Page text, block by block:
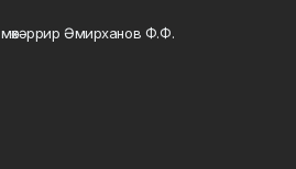
Әмирханов Ф.Ф.